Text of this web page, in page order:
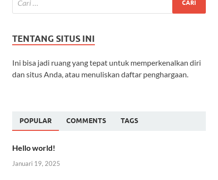
TENTANG SITUS INI
Ini bisa jadi ruang yang tepat untuk memperkenalkan diri
dan situs Anda, atau menuliskan daftar penghargaan.
POPULAR COMMENTS TAGS
Hello world!
Januari 19, 2025